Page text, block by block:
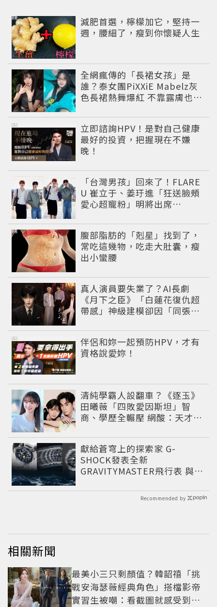
減肥首選，檸檬加它，堅持一
週，腰細了，瘦到你懷疑人生
PR
全網瘋傳的「長裙女孩」是
誰？泰女團PiXXiE Mabelz灰
色長裙熱舞爆紅 不靠露膚也能
立即諮詢HPV！是對自己健康
最好的投資，把握現在不嫌
晚！
PR
「台灣男孩」回來了！FLARE
U 崔立于、姜玗進「狂送臉頰
愛心超寵粉」明將出席
腹部脂肪的「剋星」找到了，
常吃這幾物，吃走大肚囊，瘦
出小蠻腰
PR
真人演員要失業了？AI長劇
《月下之臣》「白蓮花復仇超
帶感」神級建模卻因「同張
伴侶和妳一起預防HPV，才有
資格說愛妳！
PR
清純學霸人設翻車？《逐玉》
田曦薇「四敗愛因斯坦」智
商、學歷全輾壓 網酸：天才全
獻給蒼穹上的探索家 G-
SHOCK發表全新
GRAVITYMASTER飛行表 與天
Recommended by
相關新聞
最美小三只剩顏值？韓韶禧「挑
戰安海瑟薇經典角色」搭檔影帝
實習生被嘲：看截圖就感受到演